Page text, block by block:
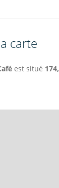
carte
est situé 174,